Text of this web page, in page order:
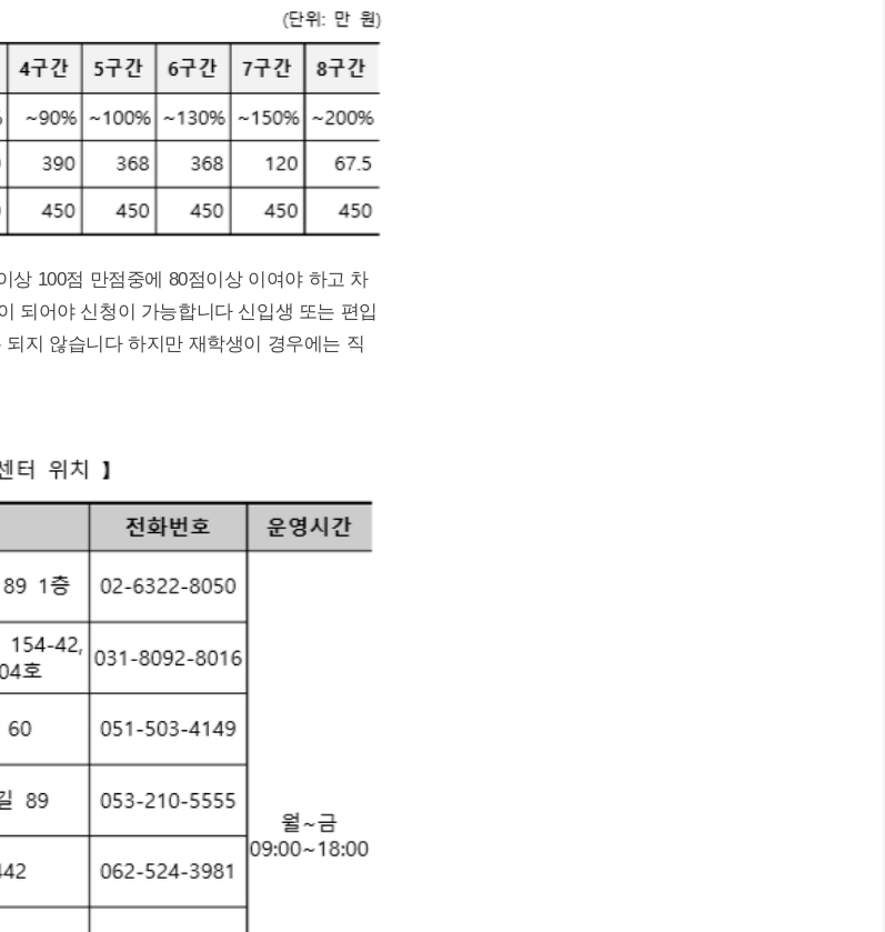
상 100점 만점중에 80점이상 이여야 하고 차
되어야 신청이 가능합니다 신입생 또는 편입
지 않습니다 하지만 재학생이 경우에는 직